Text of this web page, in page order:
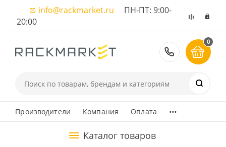
info@rackmarket.ru ПН-ПТ: 9:00-
20:00
8 (495)
0
Производители Компания Оплата ...
Каталог товаров